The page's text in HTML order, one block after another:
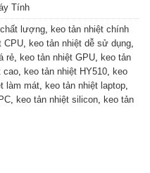
Tính
lượng keo tản nhiệt chính
CPU keo tản nhiệt dễ sử dụng
rẻ keo tản nhiệt GPU keo tản
cao keo tản nhiệt HY510 keo
làm mát keo tản nhiệt laptop
keo tản nhiệt silicon keo tản